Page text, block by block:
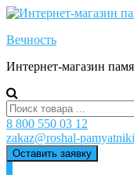
Skip
content
Вечность
Интернет-магазин
Search
for:
8 800 550 03 12
zakaz@roshal-
Оставить заявку